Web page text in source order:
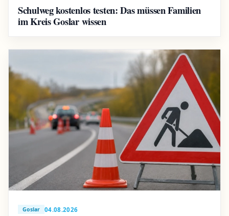
Schulweg kostenlos testen: Das müssen Familien
im Kreis Goslar wissen
Goslar 04.08.2026